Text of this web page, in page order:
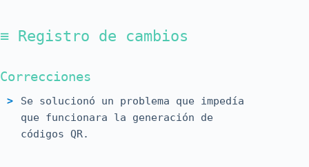
≡ Registro de cambios
Correcciones
Se solucionó un problema que impedía
que funcionara la generación de
códigos QR.